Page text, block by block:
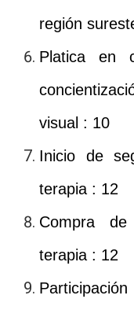
región
Platica en
visual : 10
Inicio de
terapia : 12
Compra
terapia : 12